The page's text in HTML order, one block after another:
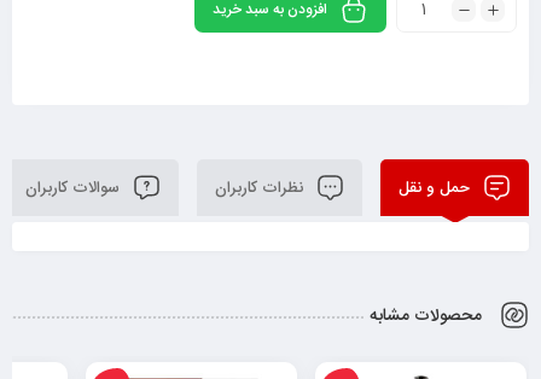
افزودن به سبد خرید
حمل و نقل نظرات کاربران سوالات کاربران
محصولات مشابه